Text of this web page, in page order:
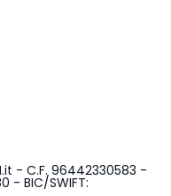
- C.F. 96442330583 -
- BIC/SWIFT: